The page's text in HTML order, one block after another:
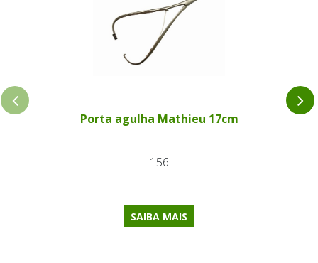
Porta agulha Mathieu 17cm
156
SAIBA MAIS